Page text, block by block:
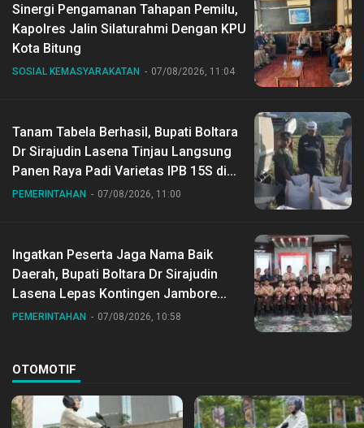
Sinergi Pengamanan Tahapan Pemilu,
Kapolres Jalin Silaturahmi Dengan KPU
Kota Bitung
SOSIAL KEMASYARAKATAN 07/08/2026, 11:04
Tanam Tabela Berhasil, Bupati Boltara
Dr Sirajudin Lasena Tinjau Langsung
Panen Raya Padi Varietas IPB 15S di
Desa Gihang
PEMERINTAHAN 07/08/2026, 11:00
Ingatkan Peserta Jaga Nama Baik
Daerah, Bupati Boltara Dr Sirajudin
Lasena Lepas Kontingen Jambore
Nasional ke XII di Buperta Cibubur
PEMERINTAHAN 07/08/2026, 10:58
OTOMOTIF